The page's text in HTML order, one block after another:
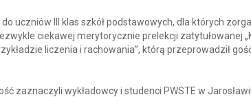
uczniów III klas szkół podstawowych, dla których
ciekawej merytorycznie prelekcji zatytułowanej
liczenia i rachowania”, którą przeprowadził
zaznaczyli wykładowcy i studenci PWSTE w